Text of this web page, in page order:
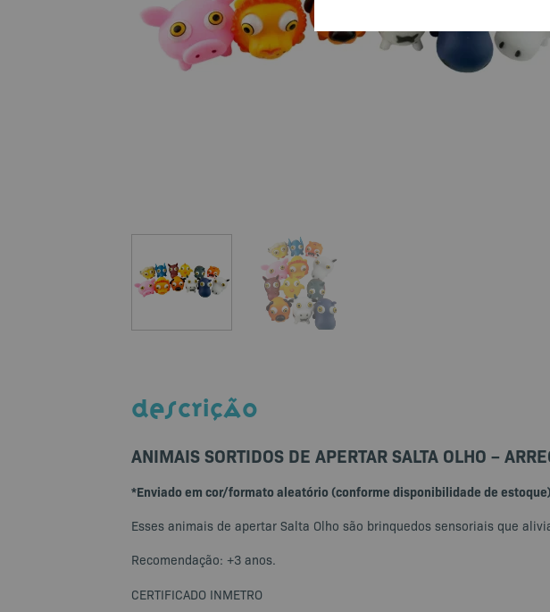
DESCRIÇÃO
ANIMAIS SORTIDOS DE APERTAR SALTA OLHO –
*Enviado em cor/formato aleatório (conforme disponibilidade de estoque)
Esses animais de apertar Salta Olho são brinquedos sensoriais que
Recomendação: +3 anos.
CERTIFICADO INMETRO